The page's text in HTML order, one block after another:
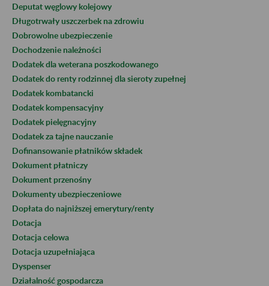
Deputat węglowy kolejowy
Długotrwały uszczerbek na zdrowiu
Dobrowolne ubezpieczenie
Dochodzenie należności
Dodatek dla weterana poszkodowanego
Dodatek do renty rodzinnej dla sieroty zupełnej
Dodatek kombatancki
Dodatek kompensacyjny
Dodatek pielęgnacyjny
Dodatek za tajne nauczanie
Dofinansowanie płatników składek
Dokument płatniczy
Dokument przenośny
Dokumenty ubezpieczeniowe
Dopłata do najniższej emerytury/renty
Dotacja
Dotacja celowa
Dotacja uzupełniająca
Dyspenser
Działalność gospodarcza